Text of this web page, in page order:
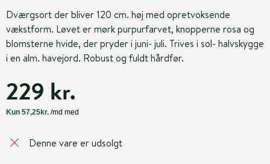
Dværgsort der bliver 120 cm. høj med opretvoksende
vækstform. Løvet er mørk purpurfarvet, knopperne rosa og
blomsterne hvide, der pryder i juni- juli. Trives i sol- halvskygge
i en alm. havejord. Robust og fuldt hårdfør.
229 kr.
Denne vare er udsolgt